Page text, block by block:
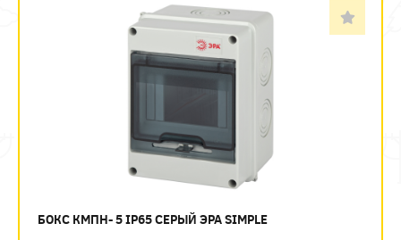
БОКС КМПН- 5 IP65 СЕРЫЙ ЭРА SIMPLE